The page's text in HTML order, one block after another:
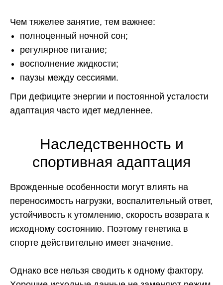
Чем тяжелее занятие, тем важнее:
полноценный ночной сон;
регулярное питание;
восполнение жидкости;
паузы между сессиями.
При дефиците энергии и постоянной усталости
адаптация часто идет медленнее.
Наследственность и
спортивная адаптация
Врожденные особенности могут влиять на
переносимость нагрузки, воспалительный ответ,
устойчивость к утомлению, скорость возврата к
исходному состоянию. Поэтому генетика в
спорте действительно имеет значение.
Однако все нельзя сводить к одному фактору.